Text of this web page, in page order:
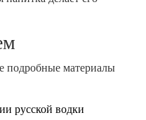
подробные материалы
русской водки